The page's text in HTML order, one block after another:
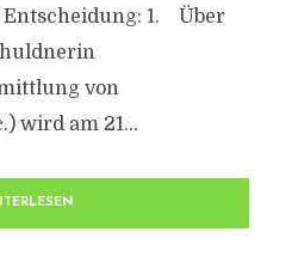
1. Über
von
wird am 21...